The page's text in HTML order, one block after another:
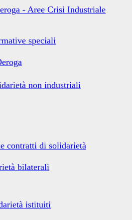
- Aree Crisi Industriale
speciali
non industriali
contratti di solidarietà
bilaterali
istituiti